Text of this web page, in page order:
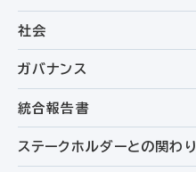
社会
ガバナンス
統合報告書
ステークホルダーとの関わり